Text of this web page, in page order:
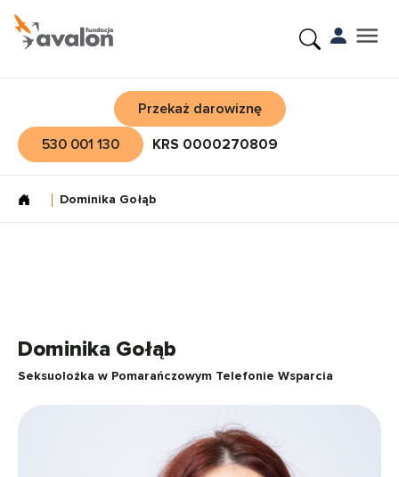
Przekaż darowiznę
530 001 130
KRS 0000270809
Dominika Gołąb
Dominika Gołąb
Seksuolożka w Pomarańczowym Telefonie Wsparcia